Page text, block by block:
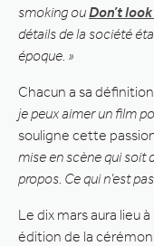
smoking ouDon’t
détails de la société
époque. »
Chacun a sa définition
je peux aimer un film
souligne cette
mise en scène qui soit
propos. Ce qui n’est
Le dix mars aura lieu
édition de la